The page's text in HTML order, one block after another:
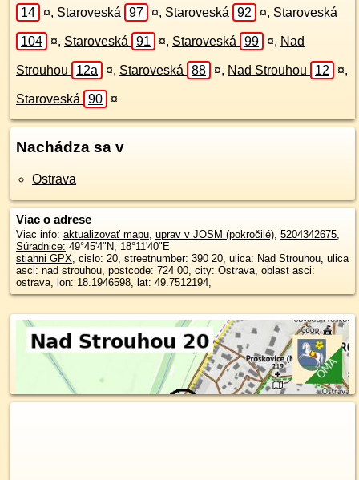
14 ¤, Staroveská 97 ¤, Staroveská 92 ¤, Staroveská
104 ¤, Staroveská 91 ¤, Staroveská 99 ¤, Nad
Strouhou 12a ¤, Staroveská 88 ¤, Nad Strouhou 12 ¤,
Staroveská 90 ¤
Nachádza sa v
Ostrava
Viac o adrese
Viac info: aktualizovať mapu, uprav v JOSM (pokročilé), 5204342675,
Súradnice: 49°45'4"N, 18°11'40"E
stiahni GPX, cislo: 20, streetnumber: 390 20, ulica: Nad Strouhou, ulica
asci: nad strouhou, postcode: 724 00, city: Ostrava, oblast asci:
ostrava, lon: 18.1946598, lat: 49.7512194,